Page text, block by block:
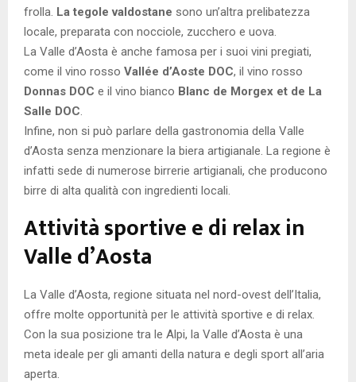
frolla. La tegole valdostane sono un’altra prelibatezza
locale, preparata con nocciole, zucchero e uova.
La Valle d’Aosta è anche famosa per i suoi vini pregiati,
come il vino rosso Vallée d’Aoste DOC, il vino rosso
Donnas DOC e il vino bianco Blanc de Morgex et de La
Salle DOC.
Infine, non si può parlare della gastronomia della Valle
d’Aosta senza menzionare la biera artigianale. La regione è
infatti sede di numerose birrerie artigianali, che producono
birre di alta qualità con ingredienti locali.
Attività sportive e di relax in
Valle d’Aosta
La Valle d’Aosta, regione situata nel nord-ovest dell’Italia,
offre molte opportunità per le attività sportive e di relax.
Con la sua posizione tra le Alpi, la Valle d’Aosta è una
meta ideale per gli amanti della natura e degli sport all’aria
aperta.